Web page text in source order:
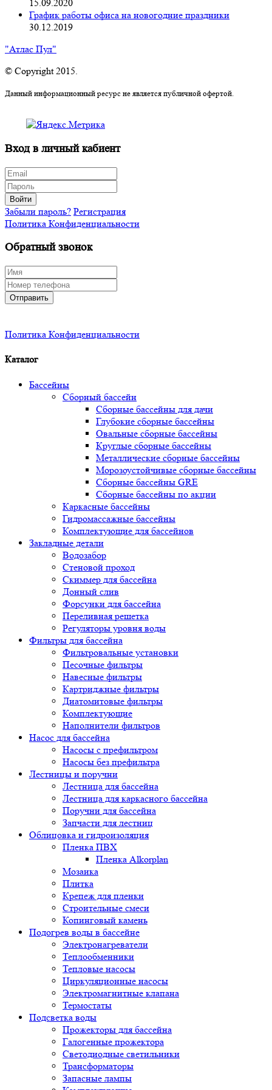
15.09.2020
График работы офиса на новогодние праздники
30.12.2019
"Атлас Пул"
© Copyright 2015.
Данный информационный ресурс не является публичной офертой.
Вход в личный кабиент
Войти
Забыли пароль? Регистрация
Политика Конфиденциальности
Обратный звонок
Отправить
Политика Конфиденциальности
Каталог
Бассейны
Сборный бассейн
Сборные бассейны для дачи
Глубокие сборные бассейны
Овальные сборные бассейны
Круглые сборные бассейны
Металлические сборные бассейны
Морозоустойчивые сборные бассейны
Сборные бассейны GRE
Сборные бассейны по акции
Каркасные бассейны
Гидромассажные бассейны
Комплектующие для бассейнов
Закладные детали
Водозабор
Стеновой проход
Скиммер для бассейна
Донный слив
Форсунки для бассейна
Переливная решетка
Регуляторы уровня воды
Фильтры для бассейна
Фильтровальные установки
Песочные фильтры
Навесные фильтры
Картриджные фильтры
Диатомитовые фильтры
Комплектующие
Наполнители фильтров
Насос для бассейна
Насосы с префильтром
Насосы без префильтра
Лестницы и поручни
Лестница для бассейна
Лестница для каркасного бассейна
Поручни для бассейна
Запчасти для лестниц
Облицовка и гидроизоляция
Пленка ПВХ
Пленка Alkorplan
Мозаика
Плитка
Крепеж для пленки
Строительные смеси
Копинговый камень
Подогрев воды в бассейне
Электронагреватели
Теплообменники
Тепловые насосы
Циркуляционные насосы
Электромагнитные клапана
Термостаты
Подсветка воды
Прожекторы для бассейна
Галогенные прожектора
Светодиодные светильники
Трансформаторы
Запасные лампы